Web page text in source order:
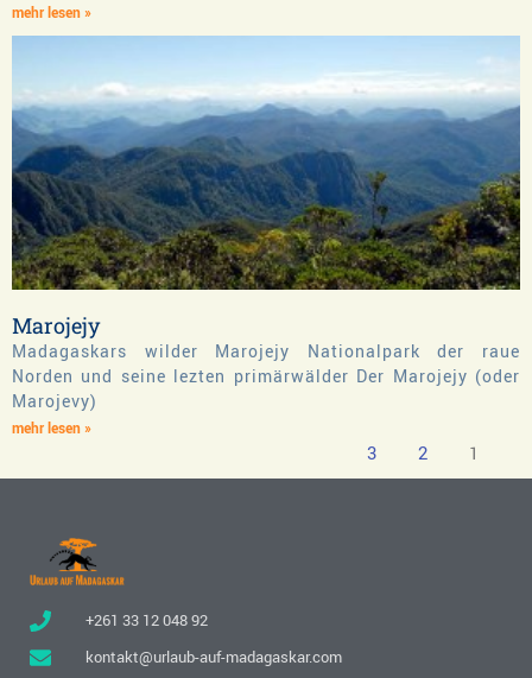
mehr lesen »
Marojejy
Madagaskars wilder Marojejy Nationalpark der raue
Norden und seine lezten primärwälder Der Marojejy (oder
Marojevy)
mehr lesen »
1
2
3
+261 33 12 048 92
kontakt@urlaub-auf-madagaskar.com